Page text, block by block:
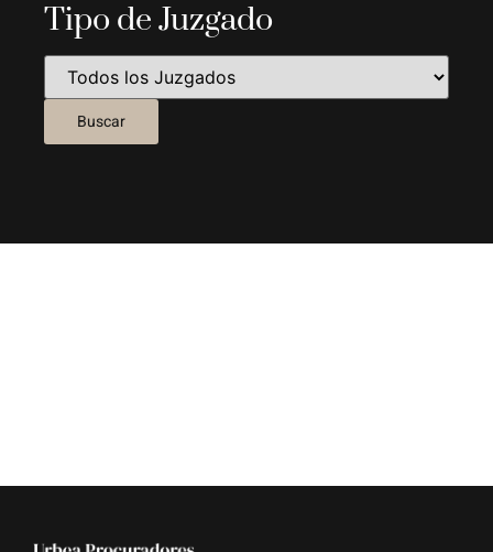
Tipo de Juzgado